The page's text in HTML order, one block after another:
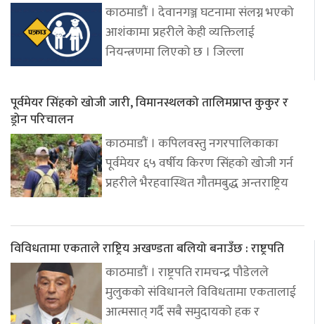
काठमाडौं । देवानगञ्ज घटनामा संलग्न भएको
आशंकामा प्रहरीले केही व्यक्तिलाई
नियन्त्रणमा लिएको छ । जिल्ला
पूर्वमेयर सिंहको खोजी जारी, विमानस्थलको तालिमप्राप्त कुकुर र
ड्रोन परिचालन
काठमाडौं । कपिलवस्तु नगरपालिकाका
पूर्वमेयर ६५ वर्षीय किरण सिंहको खोजी गर्न
प्रहरीले भैरहवास्थित गौतमबुद्ध अन्तराष्ट्रिय
विविधतामा एकताले राष्ट्रिय अखण्डता बलियो बनाउँछ : राष्ट्रपति
काठमाडौं । राष्ट्रपति रामचन्द्र पौडेलले
मुलुकको संविधानले विविधतामा एकतालाई
आत्मसात् गर्दै सबै समुदायको हक र